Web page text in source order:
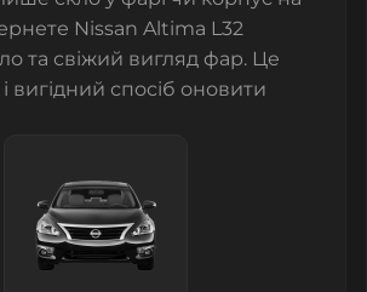
Nissan Altima L32
та свіжий вигляд фар. Це
вигідний спосіб оновити